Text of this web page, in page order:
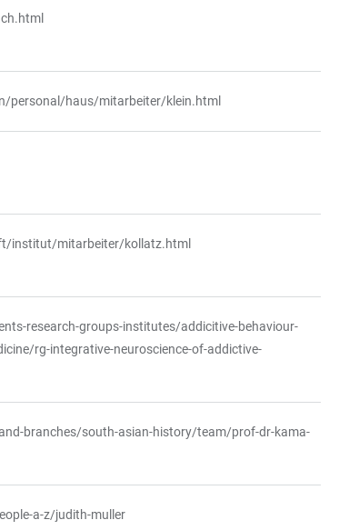
personal/haus/mitarbeiter/klein.html
institut/mitarbeiter/kollatz.html
research-groups-institutes/addicitive-behaviour-
rg-integrative-neuroscience-of-addictive-
branches/south-asian-history/team/prof-dr-kama-
a-z/judith-muller